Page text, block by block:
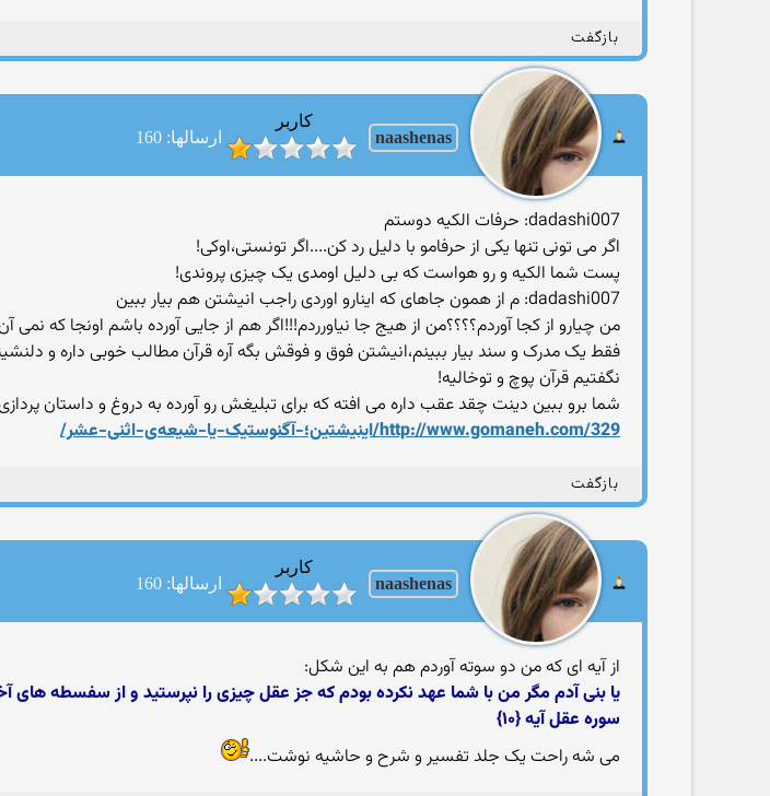
بازگفت
naashenas
کاربر
ارسالها: 160
dadashi007: حرفات الکیه دوستم
اگر می تونی تنها یکی از حرفامو با دلیل رد کن....اگر تونستی،اوکی!
پست شما الکیه و رو هواست که بی دلیل اومدی یک چیزی پروندی!
dadashi007: م از همون جاهای که اینارو اوردی راجب انیشتن هم بیار ببین
من چیارو از کجا آوردم؟؟؟؟من از هیج جا نیاورردم!!!اگر هم از جایی آورده باشم اونجا که
فقط یک مدرک و سند بیار ببینم،انیشتن فوق و فوقش بگه آره قرآن مطالب خوبی داره و
نگفتیم قرآن پوچ و توخالیه!
شما برو ببین دینت چقد عقب داره می افته که برای تبلیغش رو آورده به دروغ و داستان
http://www.gomaneh.com/329/اینیشتین؛-آگنوستیک-یا-شیعه‌ی-اثنی-عشر/
بازگفت
naashenas
کاربر
ارسالها: 160
از آیه ای که من دو سوته آوردم هم به این شکل:
یا بنی آدم مگر من با شما عهد نکرده بودم که جز عقل چیزی را نپرستید و از سفسطه های
سوره عقل آیه {۱۰}
می شه راحت یک جلد تفسیر و شرح و حاشیه نوشت....